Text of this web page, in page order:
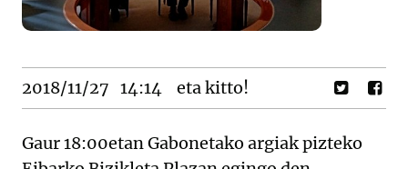
2018/11/27 14:14 eta kitto!
Gaur 18:00etan Gabonetako argiak pizteko